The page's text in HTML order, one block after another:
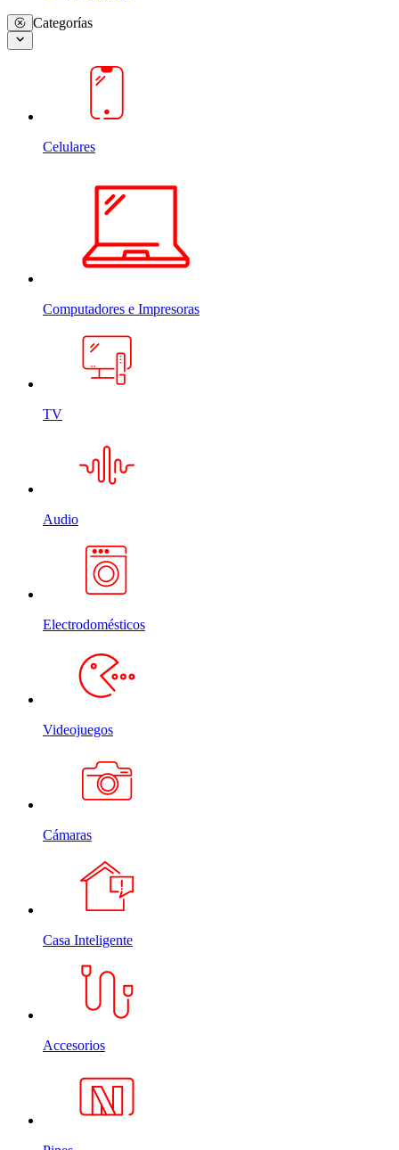
Categorías
Celulares
Computadores e Impresoras
TV
Audio
Electrodomésticos
Videojuegos
Cámaras
Casa Inteligente
Accesorios